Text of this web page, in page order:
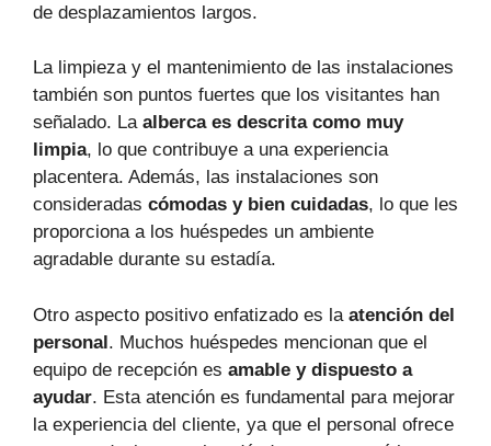
de desplazamientos largos.
La limpieza y el mantenimiento de las instalaciones
también son puntos fuertes que los visitantes han
señalado. La alberca es descrita como muy
limpia, lo que contribuye a una experiencia
placentera. Además, las instalaciones son
consideradas cómodas y bien cuidadas, lo que les
proporciona a los huéspedes un ambiente
agradable durante su estadía.
Otro aspecto positivo enfatizado es la atención del
personal. Muchos huéspedes mencionan que el
equipo de recepción es amable y dispuesto a
ayudar. Esta atención es fundamental para mejorar
la experiencia del cliente, ya que el personal ofrece